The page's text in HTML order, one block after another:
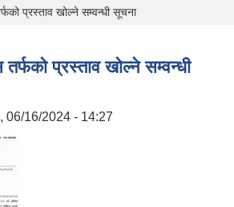
प्रस्ताव खोल्ने सम्वन्धी सूचना
प्रस्ताव खोल्ने सम्वन्धी
06/16/2024 - 14:27